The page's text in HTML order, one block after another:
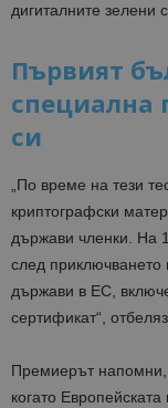
дигиталните зелени
Първият
специална
си
„По време на тези
криптографски
държави членки. На
след
държави в ЕС,
сертификат“,
Премиерът напомни,
когато